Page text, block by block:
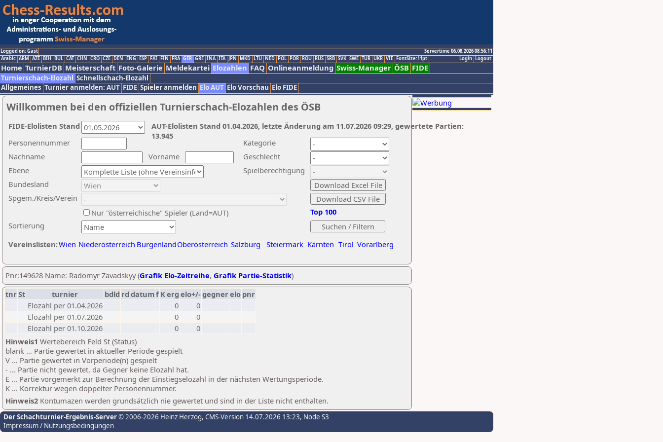
Logged on: Gast
Servertime 06.08.2026 08:56:11
Logout
Login
Arabic ARM AZE BIH BUL CAT CHN CRO CZE DEN ENG ESP FAI FIN FRA GER GRE INA ITA JPN MKD LTU NED POL POR ROU RUS SRB SVK SWE TUR UKR VIE FontSize:11pt
Home TurnierDB Meisterschaft Foto-Galerie Meldekartei Elozahlen FAQ Onlineanmeldung Swiss-Manager ÖSB FIDE
Turnierschach-Elozahl Schnellschach-Elozahl
Allgemeines Turnier anmelden: AUT FIDE Spieler anmelden Elo AUT Elo Vorschau Elo FIDE
Willkommen bei den offiziellen Turnierschach-Elozahlen des ÖSB
Nachname
Vorname
Ebene
Kategorie
Sortierung
Personennummer
Bundesland
Spgem./Kreis/Verein
Geschlecht
Nur "österreichische" Spieler (Land=AUT)
Spielberechtigung
Vereinslisten:Wien Niederösterreich BurgenlandOberösterreich Salzburg Steiermark Kärnten Tirol Vorarlberg
Top 100
AUT-Elolisten Stand 01.04.2026, letzte Änderung am 11.07.2026 09:29, gewertete Partien:
13.945
FIDE-Elolisten Stand
Pnr:149628 Name: Radomyr Zavadskyy (Grafik Elo-Zeitreihe, Grafik Partie-Statistik)
tnrSt turnier bdld rd datumf Kerg elo+/-gegnerelo pnr
Elozahl per 01.04.2026
0
0
Elozahl per 01.07.2026
0
0
Elozahl per 01.10.2026
0
0
Hinweis1 Wertebereich Feld St (Status)
blank ... Partie gewertet in aktueller Periode gespielt
V ... Partie gewertet in Vorperiode(n) gespielt
- ... Partie nicht gewertet, da Gegner keine Elozahl hat.
E ... Partie vorgemerkt zur Berechnung der Einstiegselozahl in der nächsten Wertungsperiode.
K ... Korrektur wegen doppelter Personennummer.
Hinweis2 Kontumazen werden grundsätzlich nie gewertet und sind in der Liste nicht enthalten.
Der Schachturnier-Ergebnis-Server© 2006-2026 Heinz Herzog, CMS-Version 14.07.2026 13:23, Node S3
Impressum / Nutzungsbedingungen